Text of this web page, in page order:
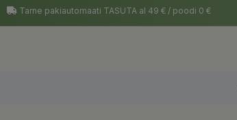
Tarne pakiautomaati TASUTA al 49 € / poodi 0 €